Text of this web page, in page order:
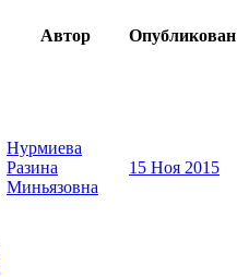
Автор Опубликован
Нурмиева
Разина
Миньязовна
15 Ноя 2015